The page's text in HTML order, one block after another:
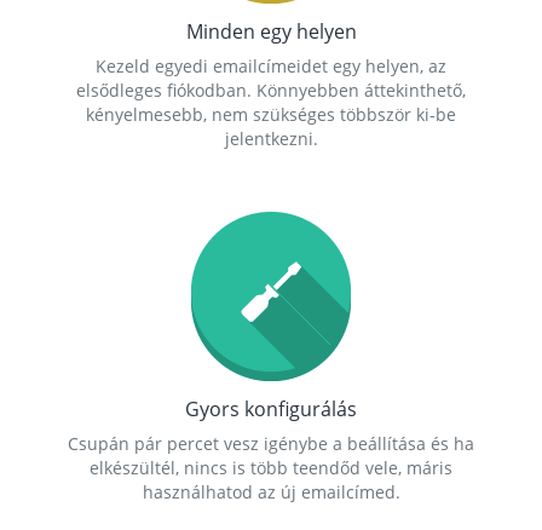
Minden egy helyen
Kezeld egyedi emailcímeidet egy helyen, az
elsődleges fiókodban. Könnyebben áttekinthető,
kényelmesebb, nem szükséges többször ki-be
jelentkezni.
Gyors konfigurálás
Csupán pár percet vesz igénybe a beállítása és ha
elkészültél, nincs is több teendőd vele, máris
használhatod az új emailcímed.